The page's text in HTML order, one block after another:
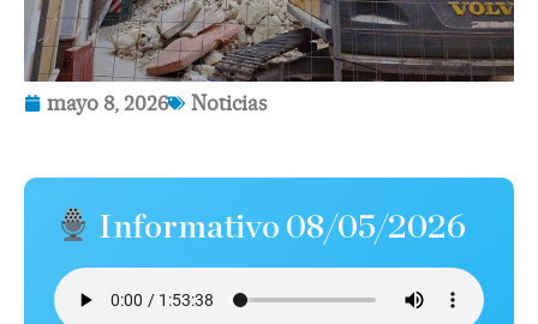
mayo 8, 2026 Noticias
Informativo 08/05/2026